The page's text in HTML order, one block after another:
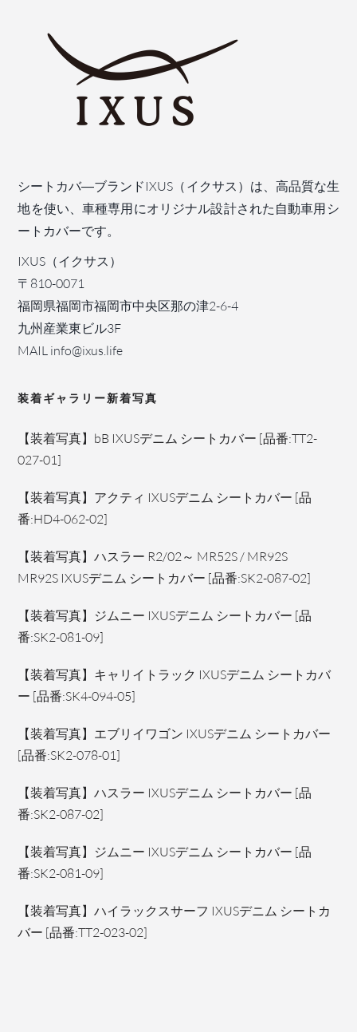
シートカバ―ブランドIXUS（イクサス）は、高品質な生
地を使い、車種専用にオリジナル設計された自動車用シ
ートカバーです。
IXUS（イクサス）
〒810-0071
福岡県福岡市福岡市中央区那の津2-6-4
九州産業東ビル3F
MAIL info@ixus.life
装着ギャラリー新着写真
【装着写真】bB IXUSデニム シートカバー [品番:TT2-
027-01]
【装着写真】アクティ IXUSデニム シートカバー [品
番:HD4-062-02]
【装着写真】ハスラー R2/02～ MR52S / MR92S
MR92S IXUSデニム シートカバー [品番:SK2-087-02]
【装着写真】ジムニー IXUSデニム シートカバー [品
番:SK2-081-09]
【装着写真】キャリイトラック IXUSデニム シートカバ
ー [品番:SK4-094-05]
【装着写真】エブリイワゴン IXUSデニム シートカバー
[品番:SK2-078-01]
【装着写真】ハスラー IXUSデニム シートカバー [品
番:SK2-087-02]
【装着写真】ジムニー IXUSデニム シートカバー [品
番:SK2-081-09]
【装着写真】ハイラックスサーフ IXUSデニム シートカ
バー [品番:TT2-023-02]